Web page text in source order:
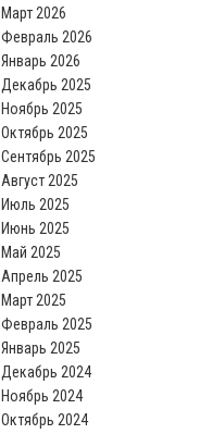
Март 2026
Февраль 2026
Январь 2026
Декабрь 2025
Ноябрь 2025
Октябрь 2025
Сентябрь 2025
Август 2025
Июль 2025
Июнь 2025
Май 2025
Апрель 2025
Март 2025
Февраль 2025
Январь 2025
Декабрь 2024
Ноябрь 2024
Октябрь 2024